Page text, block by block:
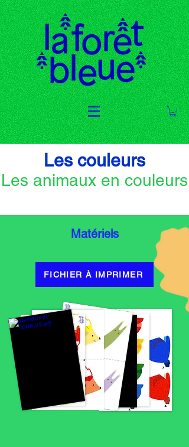
Les couleurs
Les animaux en couleurs
Matériels
FICHIER À IMPRIMER